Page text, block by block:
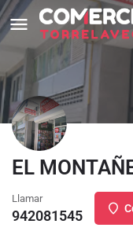
EL
Llamar
942081545